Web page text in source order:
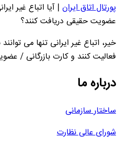
پورتال اتاق ایران | آیا اتباع غیر
عضویت حقیقی دریافت کنند؟
خیر، اتباع غیر ایرانی تنها می
فعالیت کنند و کارت بازرگانی /
درباره ما
ساختار سازمانی
شورای عالی نظارت